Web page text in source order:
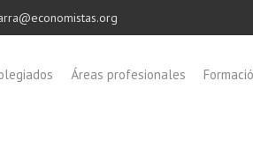
Áreas profesionales